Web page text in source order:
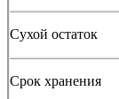
Сухой остаток
Срок хранения